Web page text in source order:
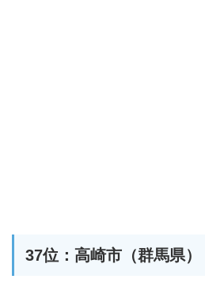
37位：高崎市（群馬県）